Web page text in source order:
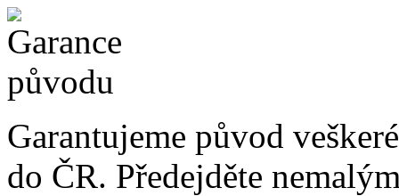
Garantujeme původ
do ČR. Předejděte